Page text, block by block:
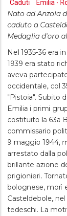
Caduti Emilia -
Nato ad Anzola
caduto a
Medaglia d'oro
Nel 1935-36 era
1939 era stato
aveva
occidentale, col
"Pistoia". Subito
Emilia i primi
costituito la 63a
commissario
9 maggio 1944,
arrestato dalla
brillante azione
prigionieri.
bolognese, morì
Casteldebole,
tedeschi. La